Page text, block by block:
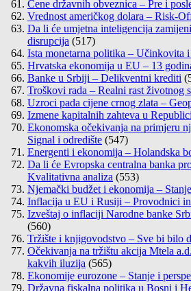
Cene državnih obveznica – Pre i
Vrednost američkog dolara – Risk-
Da li će umjetna inteligencija
disrupcija (517)
Ista monetarna politika – Učinkovita
Hrvatska ekonomija u EU – 13
Banke u Srbiji – Delikventni krediti
Troškovi rada – Realni rast životnog
Uzroci pada cijene crnog zlata –
Izmene kapitalnih zahteva u
Ekonomska očekivanja na primjeru
Signal i odredište (547)
Energenti i ekonomija – Holandska
Da li će Evropska centralna banka
Kvalitativna analiza (553)
Njemački budžet i ekonomija –
Inflacija u EU i Rusiji – Provodnici
Izveštaj o inflaciji Narodne banke
(560)
Tržište i knjigovodstvo – Sve bi bilo
Očekivanja na tržištu akcija Mtela
kakvih iluzija (565)
Ekonomije eurozone – Stanje i
Državna fiskalna politika u Bosni i